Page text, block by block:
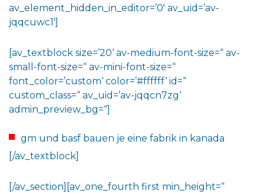
av_element_hidden_in_editor=’0′ av_uid=’av-
jqqcuwc1′]
[av_textblock size=’20‘ av-medium-font-size=“ av-
small-font-size=“ av-mini-font-size=“
font_color=’custom‘ color=’#ffffff‘ id=“
custom_class=“ av_uid=’av-jqqcn7zg‘
admin_preview_bg=“]
gm und basf bauen je eine fabrik in kanada
[/av_textblock]
[/av_section][av_one_fourth first min_height=“